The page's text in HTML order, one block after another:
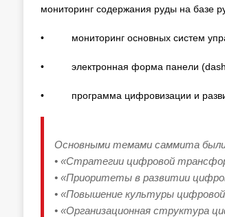
мониторинг содержания руды на базе
• мониторинг основных систем
• электронная форма панели
• программа цифровизации и
Основными темами саммита
• «Стратегии цифровой
• «Приоритеты в развитии
• «Повышение культуры цифровой
• «Организационная структура